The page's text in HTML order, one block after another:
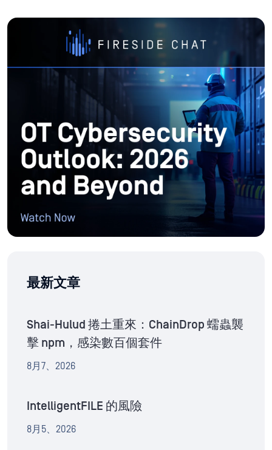
最新文章
Shai-Hulud 捲土重來：ChainDrop 蠕蟲襲
擊 npm，感染數百個套件
8月7、2026
IntelligentFILE 的風險
8月5、2026